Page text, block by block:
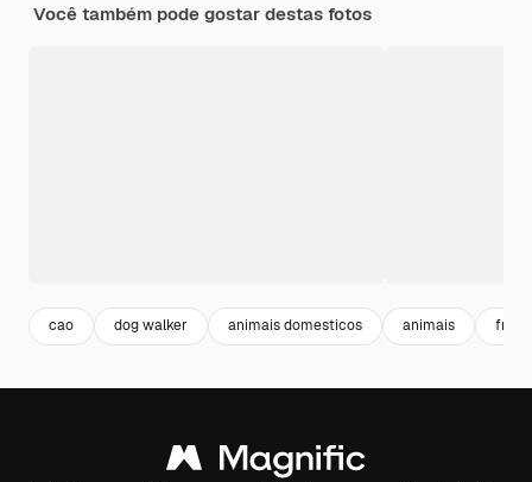
Você também pode gostar destas fotos
cao dog walker animais domesticos animais frio